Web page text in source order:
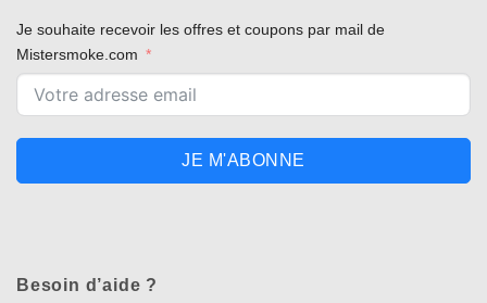
Je souhaite recevoir les offres et coupons par mail de
Mistersmoke.com
JE M'ABONNE
Besoin d’aide ?